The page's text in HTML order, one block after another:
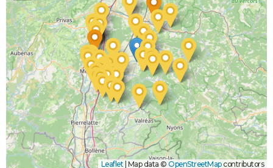
Leaflet Map data ©OpenStreetMapcontributors